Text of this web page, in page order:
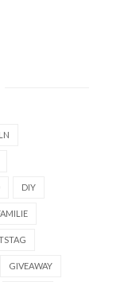
DIY
GIVEAWAY